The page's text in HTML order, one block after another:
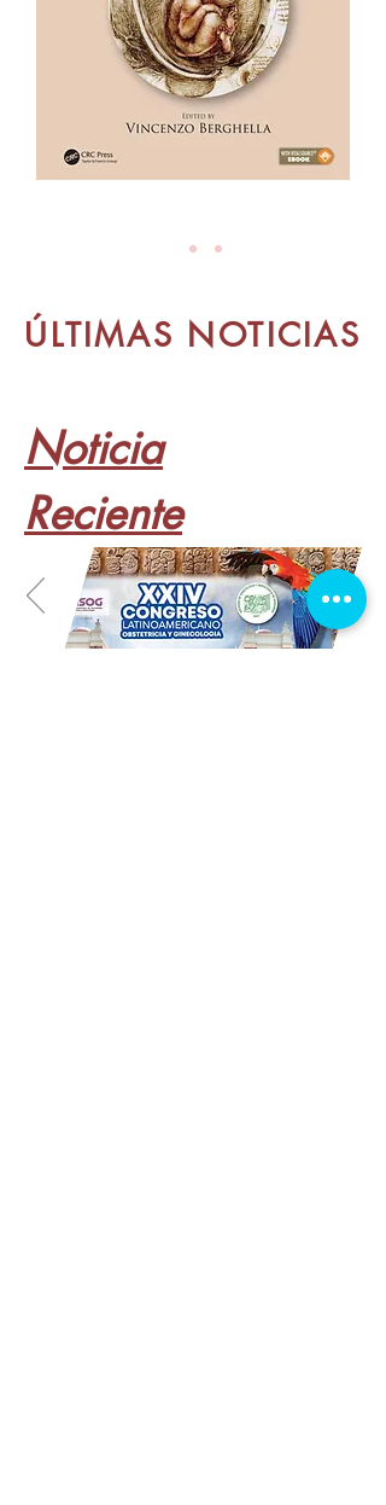
ÚLTIMAS NOTICIAS
Noticia
Reciente